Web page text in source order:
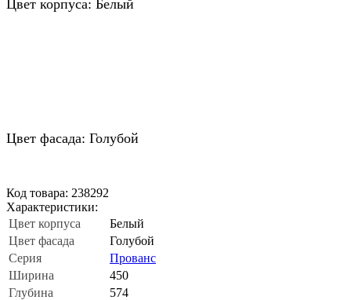
Цвет корпуса: Белый
Цвет фасада: Голубой
Код товара: 238292
Характеристики:
Цвет корпуса
Белый
Цвет фасада
Голубой
Серия
Прованс
Ширина
450
Глубина
574